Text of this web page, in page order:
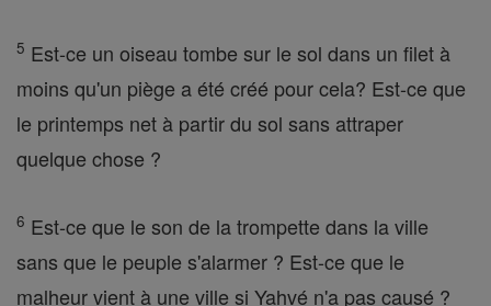
5 Est-ce un oiseau tombe sur le sol dans un filet à
moins qu'un piège a été créé pour cela? Est-ce que
le printemps net à partir du sol sans attraper
quelque chose ?
6 Est-ce que le son de la trompette dans la ville
sans que le peuple s'alarmer ? Est-ce que le
malheur vient à une ville si Yahvé n'a pas causé ?